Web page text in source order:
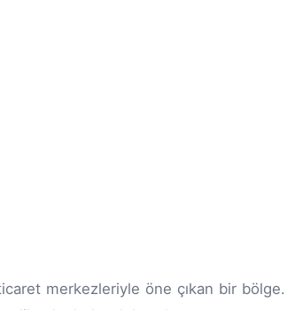
merkezleriyle öne çıkan bir